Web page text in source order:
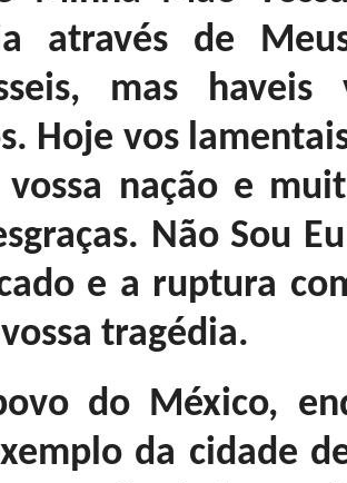
através de
mas
Hoje vos
vossa nação e
Não Sou
e a ruptura
tragédia.
do México,
da cidade